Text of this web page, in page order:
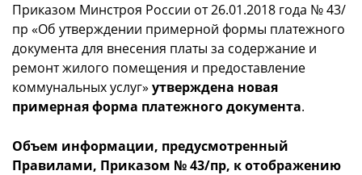
Приказом Минстроя России от 26.01.2018 года № 43/
пр «Об утверждении примерной формы платежного
документа для внесения платы за содержание и
ремонт жилого помещения и предоставление
коммунальных услуг» утверждена новая
примерная форма платежного документа.
Объем информации, предусмотренный
Правилами, Приказом № 43/пр, к отображению